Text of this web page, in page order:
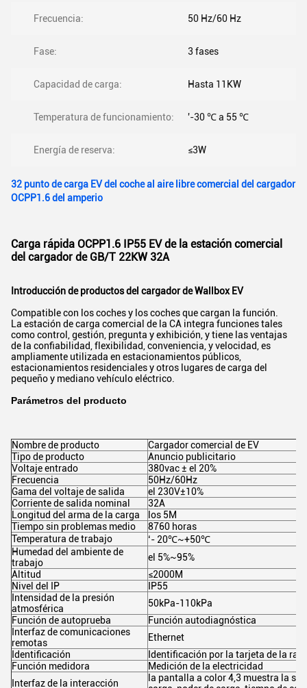
Frecuencia: 50 Hz/60 Hz
Fase: 3 fases
Capacidad de carga: Hasta 11KW
Temperatura de funcionamiento: '-30 ℃ a 55 ℃
Energía de reserva: ≤3W
32 punto de carga EV del coche al aire libre comercial del cargador
OCPP1.6 del amperio
Carga rápida OCPP1.6 IP55 EV de la estación comercial
del cargador de GB/T 22KW 32A
Introducción de productos del cargador de Wallbox EV
Compatible con los coches y los coches que cargan la función.
La estación de carga comercial de la CA integra funciones tales
como control, gestión, pregunta y exhibición, y tiene las ventajas
de la confiabilidad, flexibilidad, conveniencia, y velocidad, es
ampliamente utilizada en estacionamientos públicos,
estacionamientos residenciales y otros lugares de carga del
pequeño y mediano vehículo eléctrico.
Parámetros del producto
Nombre de producto
Cargador comercial de EV
Tipo de producto
Anuncio publicitario
Voltaje entrado
380vac ± el 20%
Frecuencia
50Hz/60Hz
Gama del voltaje de salida
el 230V±10%
Corriente de salida nominal
32A
Longitud del arma de la carga
los 5M
Tiempo sin problemas medio
8760 horas
Temperatura de trabajo
‘- 20℃~+50℃
Humedad del ambiente de
trabajo
el 5%~95%
Altitud
≤2000M
Nivel del IP
IP55
Intensidad de la presión
atmosférica
50kPa-110kPa
Función de autoprueba
Función autodiagnóstica
Interfaz de comunicaciones
remotas
Ethernet
Identificación
Identificación por la tarjeta de la
Función medidora
Medición de la electricidad
Interfaz de la interacción
la pantalla a color 4,3 muestra la